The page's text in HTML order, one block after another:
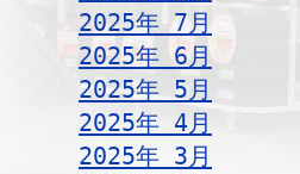
2025年 7月
2025年 6月
2025年 5月
2025年 4月
2025年 3月